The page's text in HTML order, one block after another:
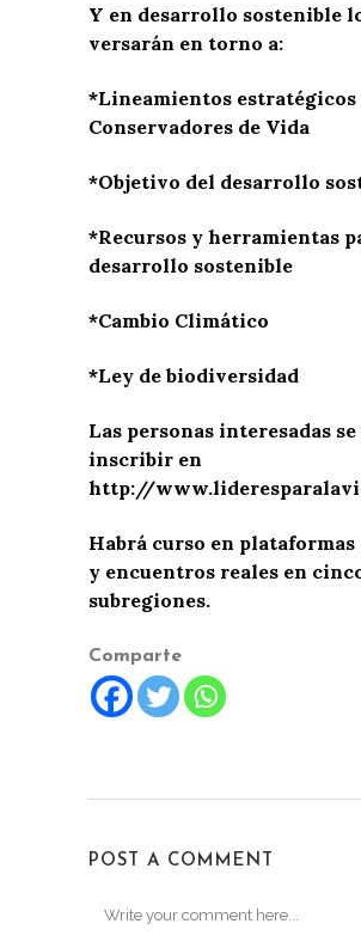
Y en desarrollo sostenible
versarán en torno a:
*Lineamientos estratégicos
Conservadores de Vida
*Objetivo del desarrollo
*Recursos y herramientas
desarrollo sostenible
*Cambio Climático
*Ley de biodiversidad
Las personas interesadas se
inscribir en
http://
Habrá curso en
y encuentros reales en
subregiones.
Comparte
POST A COMMENT